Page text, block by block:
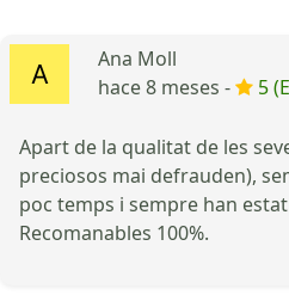
Ana Moll
hace 8 meses -
5
Apart de la qualitat de les
preciosos mai defrauden),
poc temps i sempre han
Recomanables 100%.